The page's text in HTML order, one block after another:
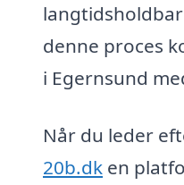
denne proces
i Egernsund
Når du leder
20b.dk en